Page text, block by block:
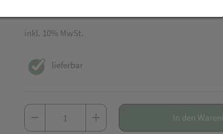
inkl. 10% MwSt.
lieferbar
In den